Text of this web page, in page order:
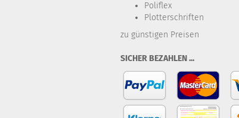
Poliflex
Plotterschriften
zu günstigen Preisen
SICHER BEZAHLEN ...